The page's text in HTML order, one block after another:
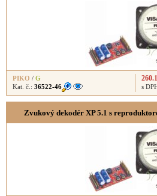
PIKO / G
Kat. č.: 36522-46 s
Zvukový dekodér XP 5.1 s